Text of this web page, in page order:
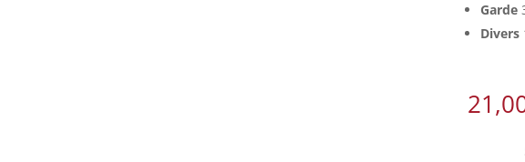
Garde
Divers